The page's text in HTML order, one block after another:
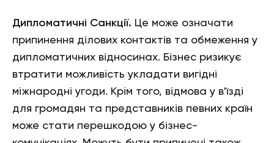
Дипломатичні Санкції. Це може означати
припинення ділових контактів та обмеження у
дипломатичних відносинах. Бізнес ризикує
втратити можливість укладати вигідні
міжнародні угоди. Крім того, відмова у в'їзді
для громадян та представників певних країн
може стати перешкодою у бізнес-